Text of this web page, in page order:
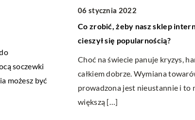
soczewki
możesz być
się
i
ona na celu
06 stycznia 2022
Co zrobić, żeby nasz sklep
cieszył się popularnością?
Choć na świecie panuje kryzys,
całkiem dobrze. Wymiana
prowadzona jest nieustannie i to
większą […]